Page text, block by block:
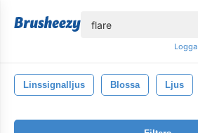
Linssignalljus Blossa Ljus